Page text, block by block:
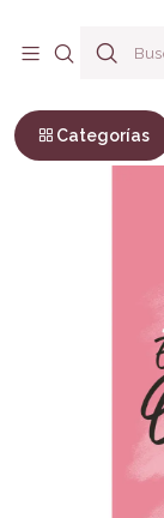
Categorías